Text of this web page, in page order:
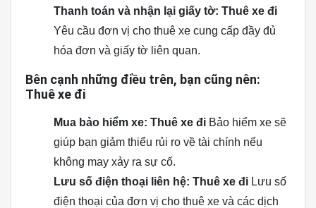
Thanh toán và nhận lại giấy tờ: Thuê xe đi
Yêu cầu đơn vị cho thuê xe cung cấp đầy đủ
hóa đơn và giấy tờ liên quan.
Bên cạnh những điều trên, bạn cũng nên:
Thuê xe đi
Mua bảo hiểm xe: Thuê xe đi Bảo hiểm xe sẽ
giúp bạn giảm thiểu rủi ro về tài chính nếu
không may xảy ra sự cố.
Lưu số điện thoại liên hệ: Thuê xe đi Lưu số
điện thoại của đơn vị cho thuê xe và các dịch